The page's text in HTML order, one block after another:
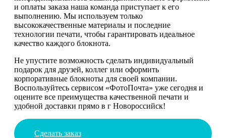
и оплаты заказа наша команда приступает к его
выполнению. Мы используем только
высококачественные материалы и последние
технологии печати, чтобы гарантировать идеальное
качество каждого блокнота.
Не упустите возможность сделать индивидуальный
подарок для друзей, коллег или оформить
корпоративные блокноты для своей компании.
Воспользуйтесь сервисом «ФотоПочта» уже сегодня и
оцените все преимущества качественной печати и
удобной доставки прямо в г Новороссийск!
Сделать заказ